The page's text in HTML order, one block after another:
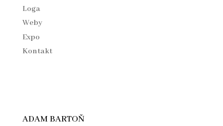
Loga
Weby
Expo
Kontakt
ADAM BARTOŇ